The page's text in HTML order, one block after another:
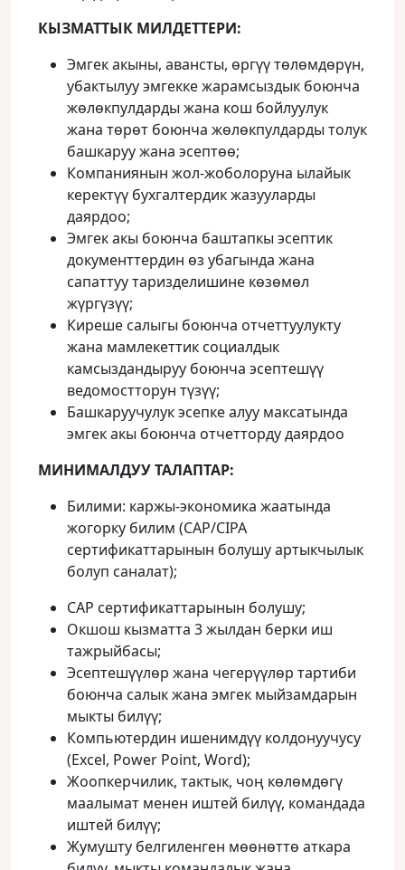
КЫЗМАТТЫК МИЛДЕТТЕРИ:
Эмгек акыны, авансты, өргүү төлөмдөрүн,
убактылуу эмгекке жарамсыздык боюнча
жөлөкпулдарды жана кош бойлуулук
жана төрөт боюнча жөлөкпулдарды толук
башкаруу жана эсептөө;
Компаниянын жол-жоболоруна ылайык
керектүү бухгалтердик жазууларды
даярдоо;
Эмгек акы боюнча баштапкы эсептик
документтердин өз убагында жана
сапаттуу таризделишине көзөмөл
жүргүзүү;
Киреше салыгы боюнча отчеттуулукту
жана мамлекеттик социалдык
камсыздандыруу боюнча эсептешүү
ведомостторун түзүү;
Башкаруучулук эсепке алуу максатында
эмгек акы боюнча отчетторду даярдоо
МИНИМАЛДУУ ТАЛАПТАР:
Билими: каржы-экономика жаатында
жогорку билим (CAP/CIPA
сертификаттарынын болушу артыкчылык
болуп саналат);
CAP сертификаттарынын болушу;
Окшош кызматта 3 жылдан берки иш
тажрыйбасы;
Эсептешүүлөр жана чегерүүлөр тартиби
боюнча салык жана эмгек мыйзамдарын
мыкты билүү;
Компьютердин ишенимдүү колдонуучусу
(Excel, Power Point, Word);
Жоопкерчилик, тактык, чоң көлөмдөгү
маалымат менен иштей билүү, командада
иштей билүү;
Жумушту белгиленген мөөнөттө аткара